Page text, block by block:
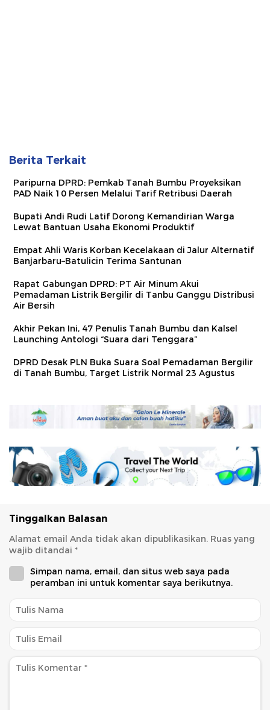
Berita Terkait
Paripurna DPRD: Pemkab Tanah Bumbu Proyeksikan
PAD Naik 10 Persen Melalui Tarif Retribusi Daerah
Bupati Andi Rudi Latif Dorong Kemandirian Warga
Lewat Bantuan Usaha Ekonomi Produktif
Empat Ahli Waris Korban Kecelakaan di Jalur Alternatif
Banjarbaru–Batulicin Terima Santunan
Rapat Gabungan DPRD: PT Air Minum Akui
Pemadaman Listrik Bergilir di Tanbu Ganggu Distribusi
Air Bersih
Akhir Pekan Ini, 47 Penulis Tanah Bumbu dan Kalsel
Launching Antologi “Suara dari Tenggara”
DPRD Desak PLN Buka Suara Soal Pemadaman Bergilir
di Tanah Bumbu, Target Listrik Normal 23 Agustus
Tinggalkan Balasan
Alamat email Anda tidak akan dipublikasikan. Ruas yang
wajib ditandai *
Simpan nama, email, dan situs web saya pada
peramban ini untuk komentar saya berikutnya.